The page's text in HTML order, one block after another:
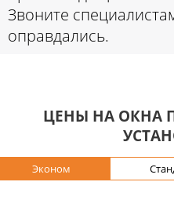
Звоните
оправдались.
ЦЕНЫ НА ОКНА
Эконом